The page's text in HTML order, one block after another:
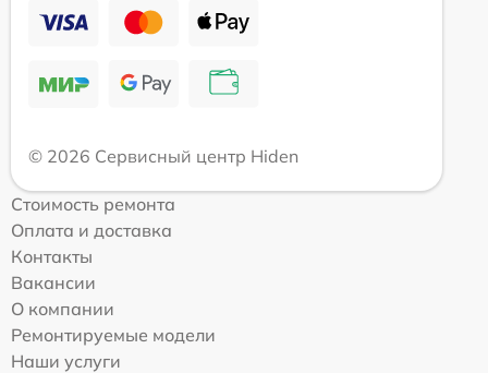
© 2026 Сервисный центр Hiden
Стоимость ремонта
Оплата и доставка
Контакты
Вакансии
О компании
Ремонтируемые модели
Наши услуги